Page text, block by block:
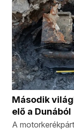
Második
elő a Dunából
A